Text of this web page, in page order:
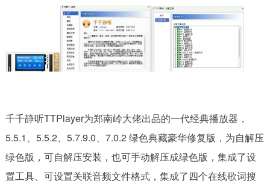
千千静听TTPlayer为郑南岭大佬出品的一代经典播放器，
5.5.1、5.5.2、5.7.9.0、7.0.2 绿色典藏豪华修复版，为自解压
绿色版，可自解压安装，也可手动解压成绿色版，集成了设
置工具、可设置关联音频文件格式，集成了四个在线歌词搜